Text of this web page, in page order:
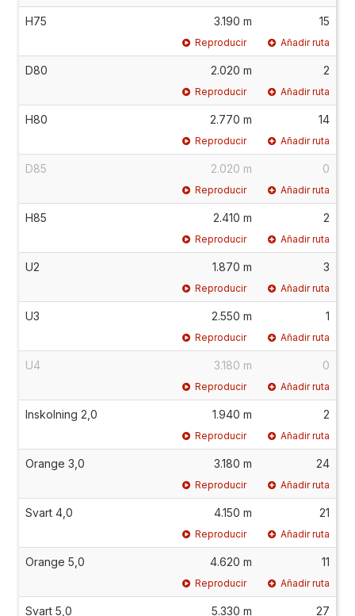
H75 3.190 m 15
Reproducir Añadir ruta
D80 2.020 m 2
Reproducir Añadir ruta
H80 2.770 m 14
Reproducir Añadir ruta
D85 2.020 m 0
Reproducir Añadir ruta
H85 2.410 m 2
Reproducir Añadir ruta
U2 1.870 m 3
Reproducir Añadir ruta
U3 2.550 m 1
Reproducir Añadir ruta
U4 3.180 m 0
Reproducir Añadir ruta
Inskolning 2,0 1.940 m 2
Reproducir Añadir ruta
Orange 3,0 3.180 m 24
Reproducir Añadir ruta
Svart 4,0 4.150 m 21
Reproducir Añadir ruta
Orange 5,0 4.620 m 11
Reproducir Añadir ruta
Svart 5,0 5.330 m 27